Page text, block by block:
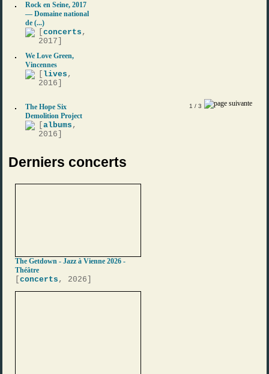
Rock en Seine, 2017
— Domaine national
de (...)
[concerts ,
2017]
We Love Green,
Vincennes
lives ,
2016]
The Hope Six
Demolition Project
[albums ,
2016]
1 / 3
Derniers concerts
The Getdown - Jazz à Vienne 2026 -
Théâtre
[concerts , 2026]